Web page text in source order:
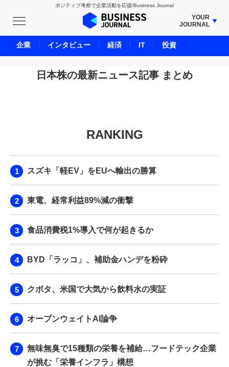
ポジティブ考察で企業活動を応援/Business Journal
YOUR
JOURNAL
BUSINESS JOURNAL
UNICORN JOURNAL
CARBON CREDITS JOURNAL
LIFE ENDING JOURNAL
BPaaS JOURNAL
日本株の最新ニュース記事 まとめ
RANKING
スズキ「軽EV」をEUへ輸出の勝算
東電、経常利益89%減の衝撃
食品消費税1%導入で何が起きるか
BYD「ラッコ」、補助金ハンデを粉砕
クボタ、米国で大気から飲料水の実証
オープンウェイトAI論争
無味無臭で15種類の栄養を補給…フードテック企業
が挑む「栄養インフラ」構想
企業 インタビュー 経済 IT 投資